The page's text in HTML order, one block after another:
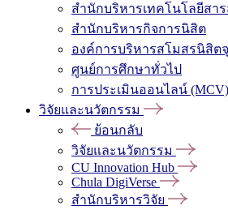
สำนักบริหารเทคโนโลยีสา
สำนักบริหารกิจการนิสิต
องค์การบริหารสโมสรนิสิต
ศูนย์การศึกษาทั่วไป
การประเมินออนไลน์ (MCV)
วิจัยและนวัตกรรม
ย้อนกลับ
วิจัยและนวัตกรรม
CU Innovation Hub
Chula DigiVerse
สำนักบริหารวิจัย